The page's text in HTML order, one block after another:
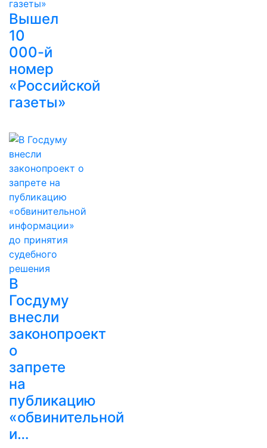
Вышел
10
000-й
номер
«Российской
газеты»
В
Госдуму
внесли
законопроект
о
запрете
на
публикацию
«обвинительной
и…